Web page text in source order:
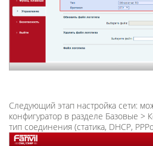
Следующий этап настройка сети:
конфигуратор в разделе Базовые >
тип соединения (статика, DHCP,